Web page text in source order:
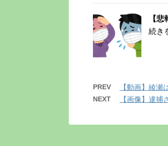
【
続き
PREV 【動画】綾
NEXT 【画像】逮